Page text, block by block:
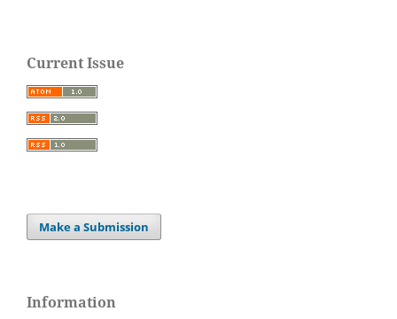
Current Issue
Make a Submission
Information